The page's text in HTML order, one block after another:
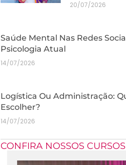
20/07/2026
Saúde Mental Nas Redes
Psicologia Atual
14/07/2026
Logística Ou Administração:
Escolher?
14/07/2026
CONFIRA NOSSOS CURSOS